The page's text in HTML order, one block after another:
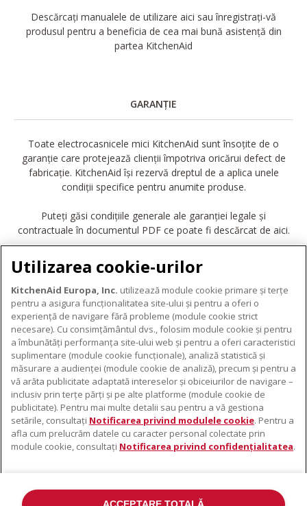
Descărcați manualele de utilizare aici sau înregistrați-vă
produsul pentru a beneficia de cea mai bună asistență din
partea KitchenAid
GARANȚIE
Toate electrocasnicele mici KitchenAid sunt însoțite de o
garanție care protejează clienții împotriva oricărui defect de
fabricație. KitchenAid își rezervă dreptul de a aplica unele
condiții specifice pentru anumite produse.
Puteți găsi condițiile generale ale garanției legale și
contractuale în documentul PDF ce poate fi descărcat de aici.
DESCĂRCARE GARANȚIE
DESPRE KITCHENAID
Despre KitchenAid
Istoria mărcii
ODR
PRODUSELE NOASTRE
Electrocasnice mici
Accesorii pentru produse
SUPORT
De unde cumpărați
Localizator centre de service
Contacte
Utilizarea cookie-urilor
KitchenAid Europa, Inc. utilizează module cookie primare și terțe
pentru a asigura funcționalitatea site-ului și pentru a oferi o
experiență de navigare fără probleme (module cookie strict
necesare). Cu consimțământul dvs., folosim module cookie și pentru
a îmbunătăți performanța site-ului web și pentru a oferi caracteristici
suplimentare (module cookie funcționale), analiză statistică și
măsurare a audienței (module cookie de analiză), precum și pentru a
vă arăta publicitate adaptată intereselor și obiceiurilor de navigare –
inclusiv prin terțe părți și pe alte platforme (module cookie de
publicitate). Pentru mai multe detalii sau pentru a vă gestiona
setările, consultați Notificarea privind modulele cookie. Pentru a
afla cum prelucrăm datele cu caracter personal colectate prin
module cookie, consultați Notificarea privind confidențialitatea.